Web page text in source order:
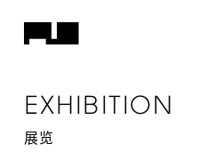
EXHIBITION
展览